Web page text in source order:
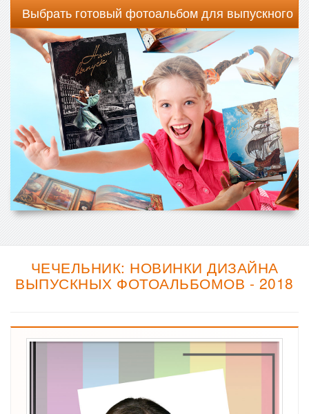
Выбрать готовый фотоальбом для выпускного
ЧЕЧЕЛЬНИК: НОВИНКИ ДИЗАЙНА
ВЫПУСКНЫХ ФОТОАЛЬБОМОВ - 2018